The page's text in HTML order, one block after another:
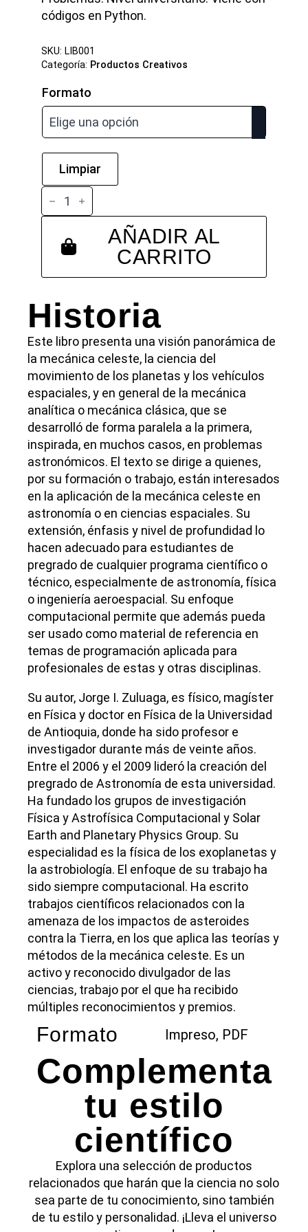
desde
$ 90.900
hasta
$ 135.000
códigos en Python.
SKU: LIB001
Categoría: Productos Creativos
Formato
Limpiar
Libro
Mecánica
Celeste
Jorge
cantidad
AÑADIR AL
CARRITO
Historia
Este libro presenta una visión panorámica de
la mecánica celeste, la ciencia del
movimiento de los planetas y los vehículos
espaciales, y en general de la mecánica
analítica o mecánica clásica, que se
desarrolló de forma paralela a la primera,
inspirada, en muchos casos, en problemas
astronómicos. El texto se dirige a quienes,
por su formación o trabajo, están interesados
en la aplicación de la mecánica celeste en
astronomía o en ciencias espaciales. Su
extensión, énfasis y nivel de profundidad lo
hacen adecuado para estudiantes de
pregrado de cualquier programa científico o
técnico, especialmente de astronomía, física
o ingeniería aeroespacial. Su enfoque
computacional permite que además pueda
ser usado como material de referencia en
temas de programación aplicada para
profesionales de estas y otras disciplinas.
Su autor, Jorge I. Zuluaga, es físico, magíster
en Física y doctor en Física de la Universidad
de Antioquia, donde ha sido profesor e
investigador durante más de veinte años.
Entre el 2006 y el 2009 lideró la creación del
pregrado de Astronomía de esta universidad.
Ha fundado los grupos de investigación
Física y Astrofísica Computacional y Solar
Earth and Planetary Physics Group. Su
especialidad es la física de los exoplanetas y
la astrobiología. El enfoque de su trabajo ha
sido siempre computacional. Ha escrito
trabajos científicos relacionados con la
amenaza de los impactos de asteroides
contra la Tierra, en los que aplica las teorías y
métodos de la mecánica celeste. Es un
activo y reconocido divulgador de las
ciencias, trabajo por el que ha recibido
múltiples reconocimientos y premios.
Formato Impreso, PDF
Complementa
tu estilo
científico
Explora una selección de productos
relacionados que harán que la ciencia no solo
sea parte de tu conocimiento, sino también
de tu estilo y personalidad. ¡Lleva el universo